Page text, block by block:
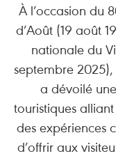
À l’occasion du
d’Août (19 août
nationale du
septembre
a dévoilé
touristiques
des expériences
d’offrir aux